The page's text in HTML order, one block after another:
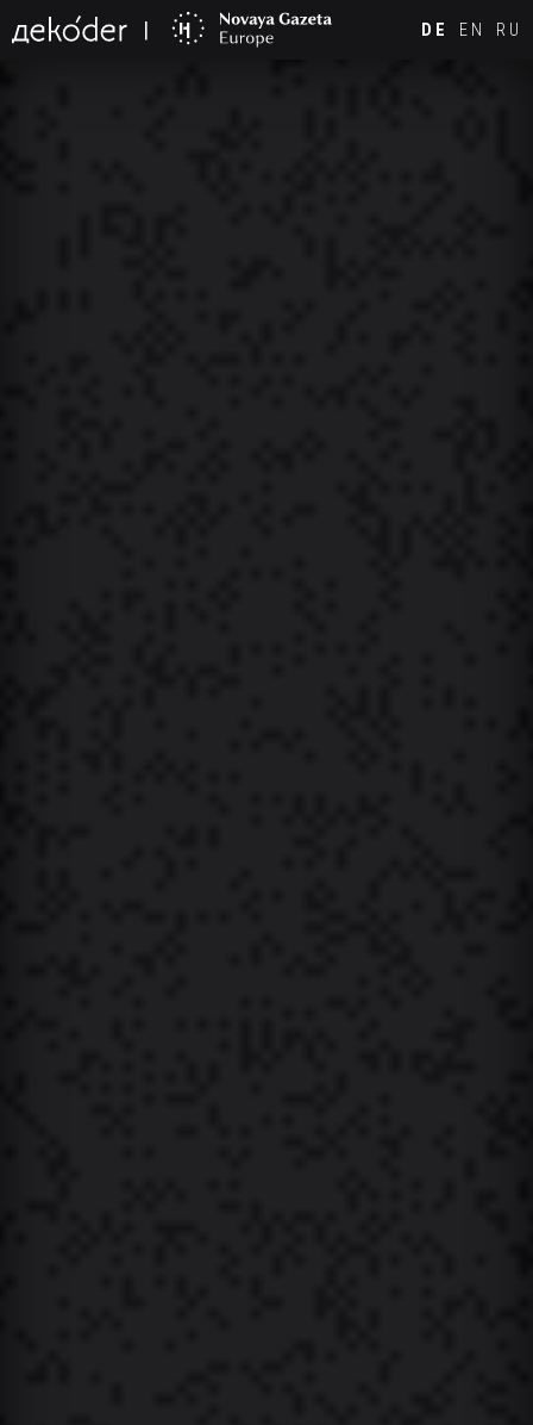
DE EN RU